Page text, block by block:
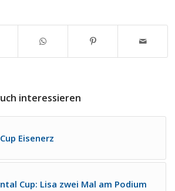
interessieren
Eisenerz
Cup: Lisa zwei Mal am Podium